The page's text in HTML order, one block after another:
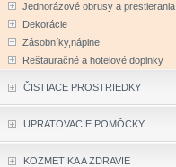
Jednorázové obrusy a prestierania
Dekorácie
Zásobníky,náplne
Reštauračné a hotelové doplnky
ČISTIACE PROSTRIEDKY
UPRATOVACIE POMÔCKY
KOZMETIKA A ZDRAVIE